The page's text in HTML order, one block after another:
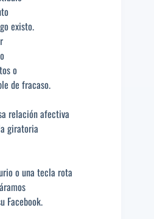
existo.
o
de fracaso.
relación afectiva
giratoria
o una tecla rota
Facebook.